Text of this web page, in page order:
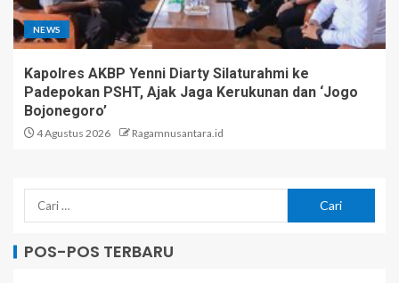
NEWS
Kapolres AKBP Yenni Diarty Silaturahmi ke
Padepokan PSHT, Ajak Jaga Kerukunan dan ‘Jogo
Bojonegoro’
4 Agustus 2026 Ragamnusantara.id
POS-POS TERBARU